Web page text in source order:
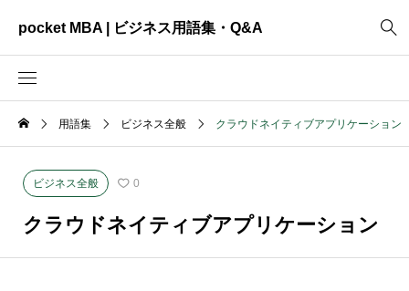
pocket MBA | ビジネス用語集・Q&A
ビジネス全般
資料作成
用語集 ビジネス全般 クラウドネイティブアプリケーション
ビジネス全般 0
クラウドネイティブアプリケーション